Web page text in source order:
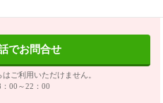
でお問合せ
ご利用いただけません。
00～22：00